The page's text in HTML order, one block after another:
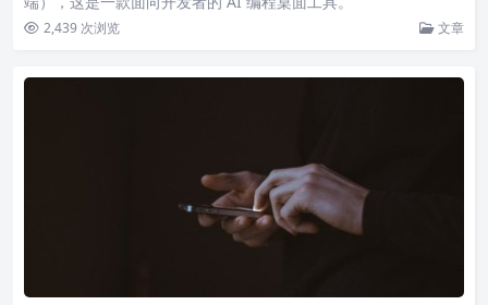
2,439 次浏览 文章